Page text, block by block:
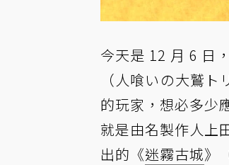
今天是 12 月 6 日
（人喰いの大鷲
的玩家，想必多少
就是由名製作人上
出的《迷霧古城》